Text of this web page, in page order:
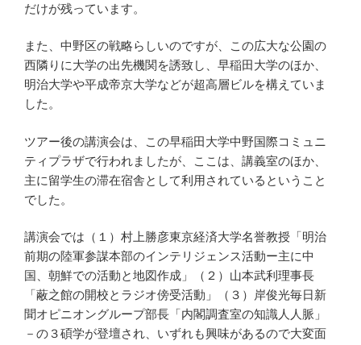
だけが残っています。
また、中野区の戦略らしいのですが、この広大な公園の
西隣りに大学の出先機関を誘致し、早稲田大学のほか、
明治大学や平成帝京大学などが超高層ビルを構えていま
した。
ツアー後の講演会は、この早稲田大学中野国際コミュニ
ティプラザで行われましたが、ここは、講義室のほか、
主に留学生の滞在宿舎として利用されているということ
でした。
講演会では（１）村上勝彦東京経済大学名誉教授「明治
前期の陸軍参謀本部のインテリジェンス活動ー主に中
国、朝鮮での活動と地図作成」（２）山本武利理事長
「蔽之館の開校とラジオ傍受活動」（３）岸俊光毎日新
聞オピニオングループ部長「内閣調査室の知識人人脈」
－の３碩学が登壇され、いずれも興味があるので大変面